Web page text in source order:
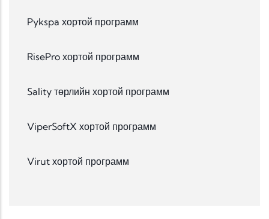
Pykspa хортой программ
RisePro хортой программ
Sality төрлийн хортой программ
ViperSoftX хортой программ
Virut хортой программ